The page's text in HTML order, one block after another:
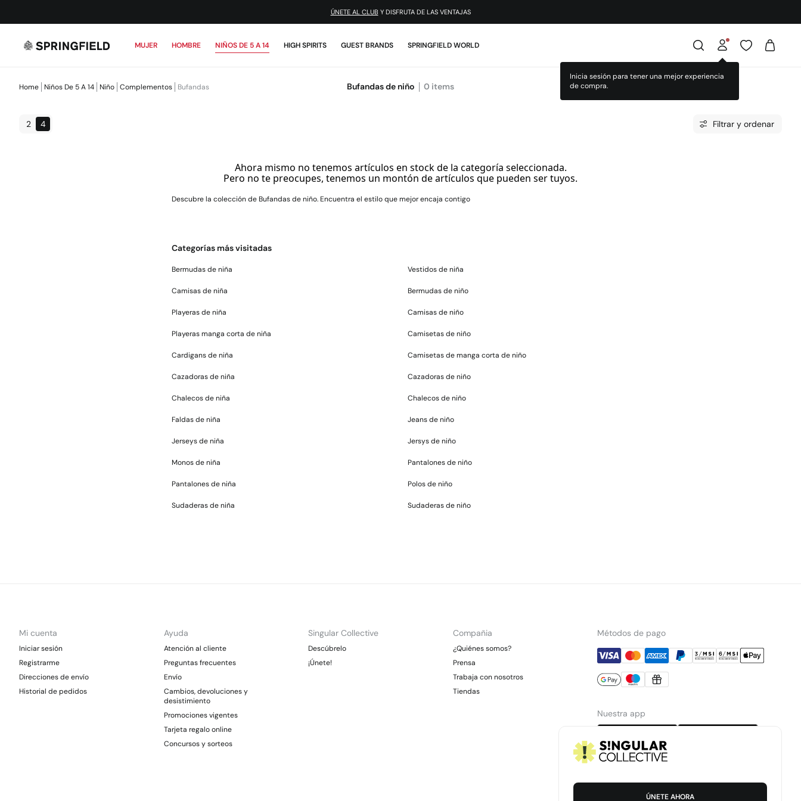
ÚNETE AL CLUB Y DISFRUTA DE LAS VENTAJAS
MUJER HOMBRE NIÑOS DE 5 A 14 HIGH SPIRITS GUEST BRANDS SPRINGFIELD WORLD
Inicia sesión para tener una mejor experiencia
de compra.
Home Niños De 5 A 14 Niño Complementos Bufandas Bufandas de niño 0 items
2 4 Filtrar y ordenar
Ahora mismo no tenemos artículos en stock de la categoría seleccionada.
Pero no te preocupes, tenemos un montón de artículos que pueden ser tuyos.
Descubre la colección de Bufandas de niño. Encuentra el estilo que mejor encaja contigo
Categorías más visitadas
Bermudas de niña
Camisas de niña
Playeras de niña
Playeras manga corta de niña
Cardigans de niña
Cazadoras de niña
Chalecos de niña
Faldas de niña
Jerseys de niña
Monos de niña
Pantalones de niña
Sudaderas de niña
Vestidos de niña
Bermudas de niño
Camisas de niño
Camisetas de niño
Camisetas de manga corta de niño
Cazadoras de niño
Chalecos de niño
Jeans de niño
Jersys de niño
Pantalones de niño
Polos de niño
Sudaderas de niño
Mi cuenta
Iniciar sesión
Registrarme
Direcciones de envío
Historial de pedidos
Ayuda
Atención al cliente
Preguntas frecuentes
Envío
Cambios, devoluciones y
desistimiento
Promociones vigentes
Tarjeta regalo online
Concursos y sorteos
Singular Collective
Descúbrelo
¡Únete!
Compañia
¿Quiénes somos?
Prensa
Trabaja con nosotros
Tiendas
Métodos de pago
Nuestra app
ÚNETE AHORA